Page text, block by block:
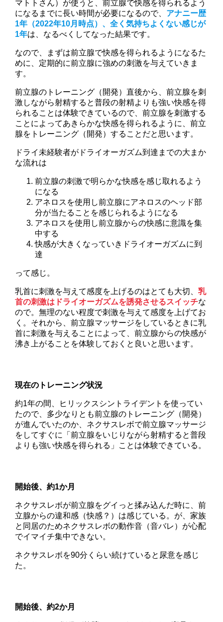
マトトさん）が使うと、前立腺で快感を得られるよう
になるまでに長い時間が必要になるので、 アナニー歴
1年（2022年10月時点）、全く気持ちよくない感じが
1年は、なるべくしてなった結果です。
なので、まずは前立腺で快感を得られるようになるた
めに、定期的に前立腺に強めの刺激を与えていきま
す。
前立腺のトレーニング（開発）直後から、前立腺を刺
激しながら射精すると普段の射精よりも強い快感を得
られることは体験できているので、前立腺を刺激する
ことによってあきらかな快感を得られるように、前立
腺をトレーニング（開発）することだと思います。
ドライ未経験者がドライオーガズム到達までの大まか
な流れは
前立腺の刺激で明らかな快感を感じ取れるよう
になる
アネロスを使用し前立腺にアネロスのヘッド部
分が当たることを感じられるようになる
アネロスを使用し前立腺からの快感に意識を集
中する
快感が大きくなっていきドライオーガズムに到
達
って感じ。
乳首に刺激を与えて感度を上げるのはとても大切、乳
首の刺激はドライオーガズムを誘発させるスイッチな
ので。無理のない程度で刺激を与えて感度を上げてお
く。それから、前立腺マッサージをしているときに乳
首に刺激を与えることによって、前立腺からの快感が
沸き上がることを体験しておくと良いと思います。
現在のトレーニング状況
約1年の間、ヒリックスシントライデントを使ってい
たので、多少なりとも前立腺のトレーニング（開発）
が進んでいたのか、ネクサスレボで前立腺マッサージ
をしてすぐに「前立腺をいじりながら射精すると普段
よりも強い快感を得られる」ことは体験できている。
開始後、約1か月
ネクサスレボが前立腺をグイっと揉み込んだ時に、前
立腺からの違和感（快感？）は感じている。が、家族
と同居のためネクサスレボの動作音（音バレ）が心配
でイマイチ集中できない。
ネクサスレボを90分くらい続けていると尿意を感じ
た。
開始後、約2か月